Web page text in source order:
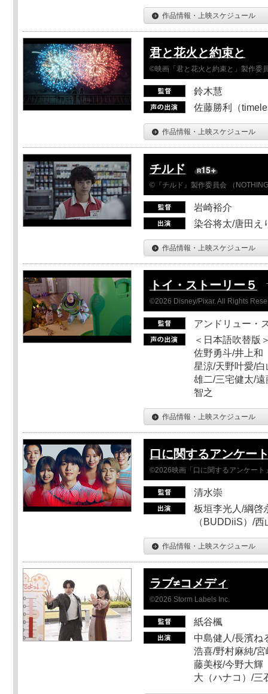
作品情報・上映スケジュール
君と花火と約束と
©映画「君と花火と約束と」製作委
鈴木慧
佐藤勝利（
作品情報・上映スケジュール
チルド
©『チルド』製作委員会 （
岩崎裕介
染谷将太/唐田え
作品情報・上映スケジュール
トイ・ストーリー５
©2026 Disney/Pixar. All Rights
アンドリュー・
＜日本語吹替版
佐野勇斗/井上和
星涼/天野叶愛/
雄二/三宅健太/
智之
作品情報・上映スケジュール
口に関するアンケー
©2026映画「口に関するアンケート
清水崇
板垣李光人/綱啓
（BUDDiiS）/
作品情報・上映スケジュール
ラブ≠コメディ
©2026 Storm Labels Inc.
紙谷楓
中島健人/長濱ね
浩喜/野村麻純/
藤美桜/今野大輝
大（ハナコ）/三